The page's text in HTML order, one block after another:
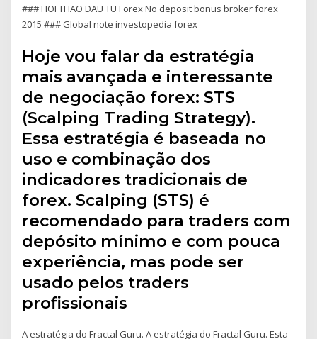
### HOI THAO DAU TU Forex No deposit bonus broker forex
2015 ### Global note investopedia forex
Hoje vou falar da estratégia
mais avançada e interessante
de negociação forex: STS
(Scalping Trading Strategy).
Essa estratégia é baseada no
uso e combinação dos
indicadores tradicionais de
forex. Scalping (STS) é
recomendado para traders com
depósito mínimo e com pouca
experiência, mas pode ser
usado pelos traders
profissionais
A estratégia do Fractal Guru. A estratégia do Fractal Guru. Esta